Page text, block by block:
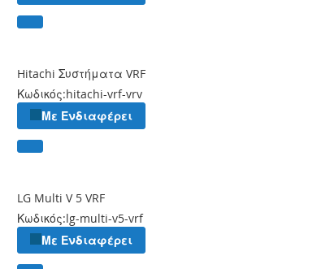
Hitachi Συστήματα VRF
Κωδικός:hitachi-vrf-vrv
Με Ενδιαφέρει
LG Multi V 5 VRF
Κωδικός:lg-multi-v5-vrf
Με Ενδιαφέρει